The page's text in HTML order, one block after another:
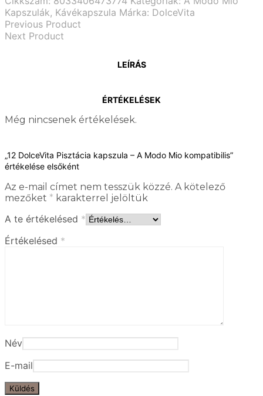
Kapszulák, Kávékapszula Márka: DolceVita
Previous Product
Next Product
LEÍRÁS
ÉRTÉKELÉSEK
Még nincsenek értékelések.
„12 DolceVita Pisztácia kapszula – A Modo Mio kompatibilis”
értékelése elsőként
Az e-mail címet nem tesszük közzé. A kötelező
mezőket * karakterrel jelöltük
A te értékelésed *
Értékelésed *
Név
E-mail